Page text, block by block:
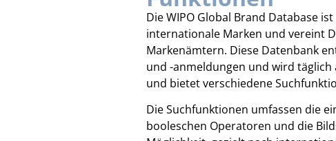
Die WIPO Global Brand Database
internationale Marken und vereint
Markenämtern. Diese Datenbank
und -anmeldungen und wird
und bietet verschiedene
Die Suchfunktionen umfassen die
booleschen Operatoren und die